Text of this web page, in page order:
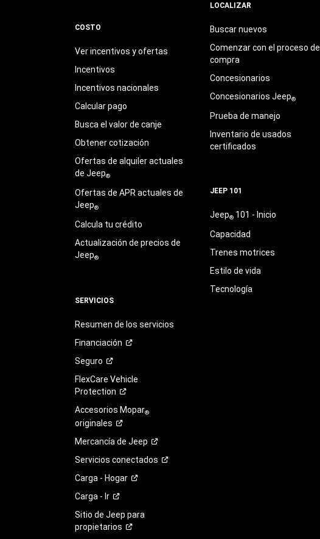
COSTO
Ver incentivos y ofertas
Incentivos
Incentivos nacionales
Calcular pago
Busca el valor de canje
Obtener cotización
Ofertas de alquiler actuales
de Jeep®
Ofertas de APR actuales de
Jeep®
Calcula tu crédito
Actualización de precios de
Jeep®
SERVICIOS
Resumen de los servicios
Financiación
Seguro
FlexCare Vehicle
Protection
Accesorios Mopar®
originales
Mercancía de Jeep
Servicios conectados
Carga - Hogar
Carga - Ir
Sitio de Jeep para
propietarios
LOCALIZAR
Buscar nuevos
Comenzar con el proceso de
compra
Concesionarios
Concesionarios Jeep®
Prueba de manejo
Inventario de usados
certificados
JEEP 101
Jeep®101 - Inicio
Capacidad
Trenes motrices
Estilo de vida
Tecnología